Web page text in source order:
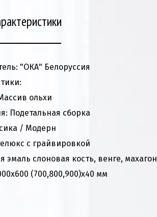
"ОКА" Белоруссия
ольхи
Подетальная сборка
/ Модерн
с грайвировкой
эмаль слоновая кость, венге, махагон
(700,800,900)х40 мм